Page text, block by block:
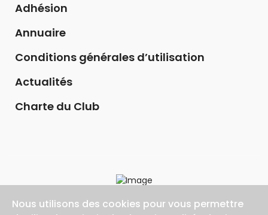
Adhésion
Annuaire
Conditions générales d’utilisation
Actualités
Charte du Club
Nous utilisons des cookies pour vous permettre